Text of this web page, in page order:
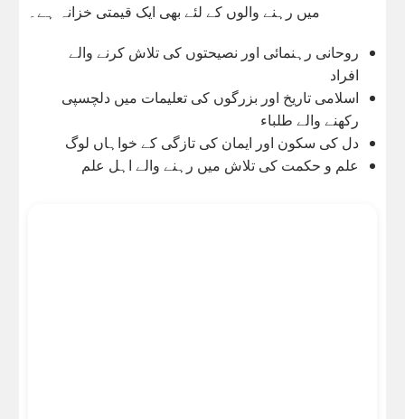
میں رہنے والوں کے لئے بھی ایک قیمتی خزانہ ہے۔
روحانی رہنمائی اور نصیحتوں کی تلاش کرنے والے
افراد
اسلامی تاریخ اور بزرگوں کی تعلیمات میں دلچسپی
رکھنے والے طلباء
دل کی سکون اور ایمان کی تازگی کے خواہاں لوگ
علم و حکمت کی تلاش میں رہنے والے اہل علم